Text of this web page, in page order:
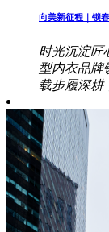
向美新征程｜锁
时光沉淀匠
型内衣品牌
载步履深耕